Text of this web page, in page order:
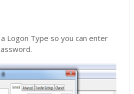
Logon Type so you can enter